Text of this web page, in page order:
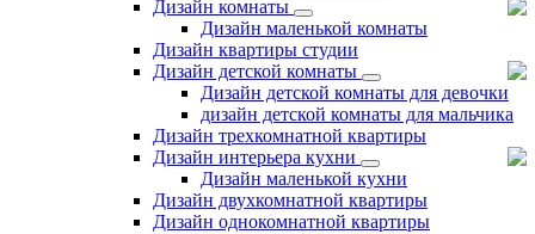
Дизайн комнаты
Дизайн маленькой комнаты
Дизайн квартиры студии
Дизайн детской комнаты
Дизайн детской комнаты для девочки
дизайн детской комнаты для мальчика
Дизайн трехкомнатной квартиры
Дизайн интерьера кухни
Дизайн маленькой кухни
Дизайн двухкомнатной квартиры
Дизайн однокомнатной квартиры